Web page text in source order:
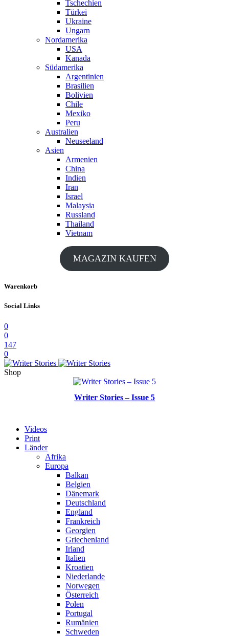
Tschechien
Türkei
Ukraine
Ungarn
Nordamerika
USA
Kanada
Südamerika
Argentinien
Brasilien
Bolivien
Chile
Mexiko
Peru
Australien
Neuseeland
Asien
Armenien
China
Indien
Iran
Israel
Malaysia
Russland
Thailand
Vietnam
MAGAZIN KAUFEN
Warenkorb
Social Links
0
0
147
0
Shop
Writer Stories – Issue 5
Videos
Print
Länder
Afrika
Europa
Balkan
Belgien
Dänemark
Deutschland
England
Frankreich
Georgien
Griechenland
Irland
Italien
Kroatien
Niederlande
Norwegen
Österreich
Polen
Portugal
Rumänien
Schweden